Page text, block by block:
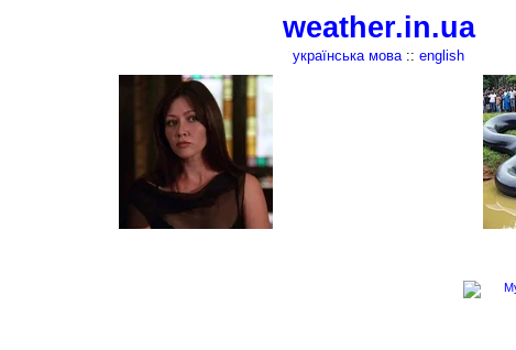
weather.in.ua
українська мова:: english